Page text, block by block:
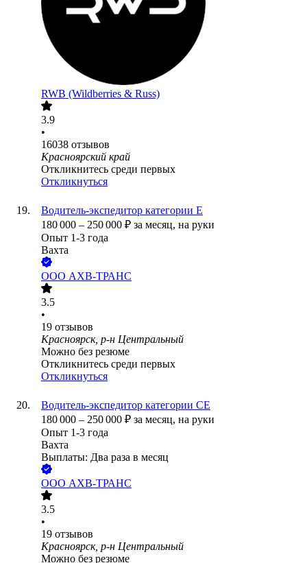
RWB (Wildberries & Russ)
3.9
•
16038 отзывов
Красноярский край
Откликнитесь среди первых
Откликнуться
Водитель-экспедитор категории Е
180 000 – 250 000 ₽ за месяц, на руки
Опыт 1-3 года
Вахта
ООО АХВ-ТРАНС
3.5
•
19 отзывов
Красноярск, р-н Центральный
Можно без резюме
Откликнитесь среди первых
Откликнуться
Водитель-экспедитор категории СЕ
180 000 – 250 000 ₽ за месяц, на руки
Опыт 1-3 года
Вахта
Выплаты: Два раза в месяц
ООО АХВ-ТРАНС
3.5
•
19 отзывов
Красноярск, р-н Центральный
Можно без резюме